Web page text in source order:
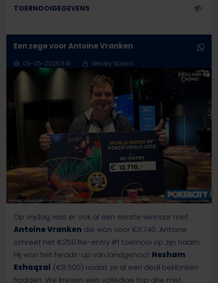
TOERNOOIGEGEVENS
Een zege voor Antoine Vranken
09-05-2026 11:41 Wesley Nobels
Op vrijdag was er ook al een eerste winnaar met
Antoine Vranken die won voor €11.740. Antoine
schreef het €250 Re-entry #1 toernooi op zijn naam.
Hij won het heads-up van landgenoot Hesham
Eshaqzai (€9.500) nadat ze al een deal beklonken
hadden. We kregen een volledige top drie met